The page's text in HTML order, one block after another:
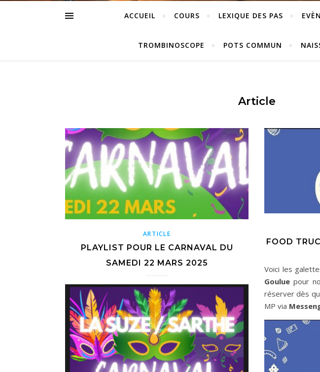
ACCUEIL COURS LEXIQUE DES PAS
TROMBINOSCOPE POTS COMMUN
Article
ARTICLE
PLAYLIST POUR LE CARNAVAL DU
SAMEDI 22 MARS 2025
FOOD
Voici les
Goulue pour
réserver dès
MP via